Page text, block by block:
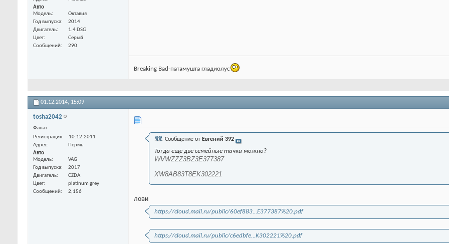
Авто
Модель
Октавия
Год выпуска
2014
Двигатель
1.4 DSG
Цвет
Серый
Сообщений
290
Breaking Bad-патамушта гладиолус
01.12.2014, 15:09
tosha2042
Фанат
Регистрация
10.12.2011
Адрес
Пермь
Авто
Модель
VAG
Год выпуска
2017
Двигатель
CZDA
Цвет
platinum grey
Сообщений
2,156
Сообщение от Евгений 392
Тогда еще две семейные тачки можно?
WVWZZZ3BZ3E377387
XW8AB83T8EK302221
лови
https://cloud.mail.ru/public/60ef883...E377387%20.pdf
https://cloud.mail.ru/public/c6edbfe...K302221%20.pdf